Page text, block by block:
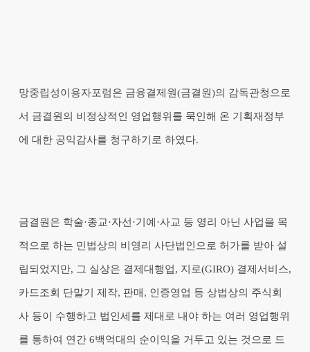
망중립성이용자포럼은 금융결제원(금결원)의 감독관청으로
서 금결원의 비정상적인 영업행위를 묵인해 온 기획재정부
에 대한 공익감사를 청구하기로 하였다.
금결원은 학술·종교·자선·기예·사교 등 영리 아닌 사업을 목
적으로 하는 민법상의 비영리 사단법인으로 허가를 받아 설
립되었지만, 그 실상은 결제대행업, 지로(GIRO) 결제서비스,
카드조회 단말기 제작, 판매, 인증영업 등 상법상의 주식회
사 등이 수행하고 법인세를 제대로 내야 하는 여러 영업행위
를 통하여 연간 6백억대의 순이익을 거두고 있는 것으로 드